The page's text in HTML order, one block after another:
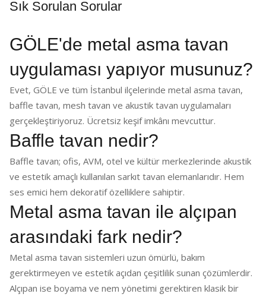
Sık Sorulan Sorular
GÖLE'de metal asma tavan
uygulaması yapıyor musunuz?
Evet, GÖLE ve tüm İstanbul ilçelerinde metal asma tavan,
baffle tavan, mesh tavan ve akustik tavan uygulamaları
gerçekleştiriyoruz. Ücretsiz keşif imkânı mevcuttur.
Baffle tavan nedir?
Baffle tavan; ofis, AVM, otel ve kültür merkezlerinde akustik
ve estetik amaçlı kullanılan sarkıt tavan elemanlarıdır. Hem
ses emici hem dekoratif özelliklere sahiptir.
Metal asma tavan ile alçıpan
arasındaki fark nedir?
Metal asma tavan sistemleri uzun ömürlü, bakım
gerektirmeyen ve estetik açıdan çeşitlilik sunan çözümlerdir.
Alçıpan ise boyama ve nem yönetimi gerektiren klasik bir